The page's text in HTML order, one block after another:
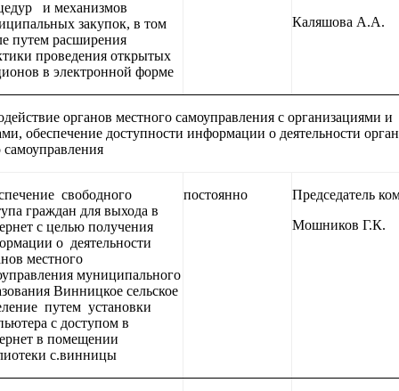
и механизмов
закупок, в том
путем расширения
проведения открытых
в электронной форме
Каляшова А.А.
органов местного самоуправления с организациями и
обеспечение доступности информации о деятельности
самоуправления
свободного
граждан для выхода в
с целью получения
о деятельности
местного
муниципального
Винницкое сельское
путем установки
с доступом в
в помещении
с.винницы
постоянно
Председатель
Мошников Г.К.